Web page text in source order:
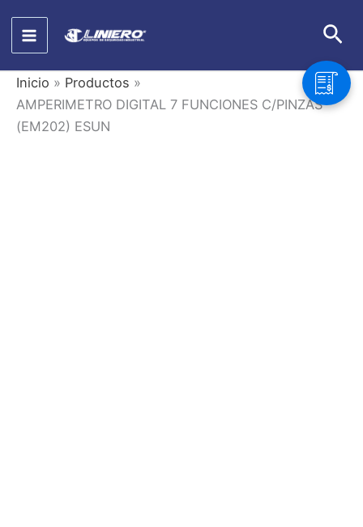
contenido
Inicio
Productos
AMPERIMETRO DIGITAL 7 FUNCIONES C/PINZAS
(EM202) ESUN